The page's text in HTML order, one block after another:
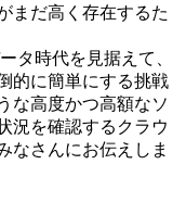
まだ高く存在するた
タ時代を見据えて、
的に簡単にする挑戦
な高度かつ高額なソ
況を確認するクラウ
なさんにお伝えしま